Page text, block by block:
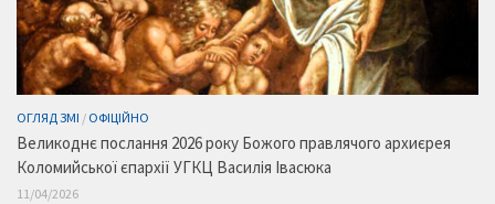
ОГЛЯД ЗМІ / ОФІЦІЙНО
Великоднє послання 2026 року Божого правлячого архиєрея
Коломийської єпархії УГКЦ Василія Івасюка
11/04/2026